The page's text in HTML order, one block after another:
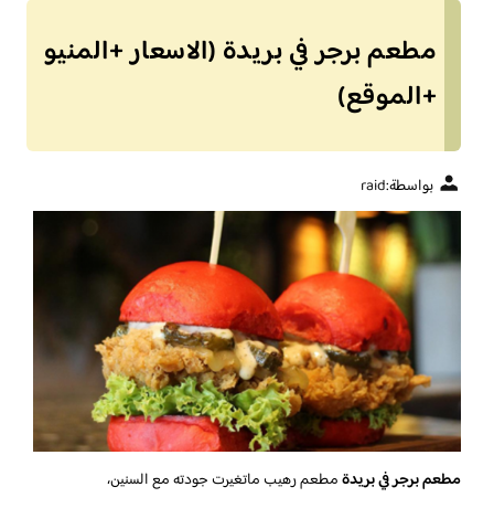
مطعم برجر في بريدة (الاسعار +المنيو
+الموقع)
بواسطة:raid
مطعم برجر في بريدةمطعم رهيب ماتغيرت جودته مع السنين،